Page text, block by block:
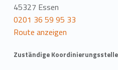
45327 Essen
0201 36 59 95 33
Route anzeigen
Zuständige Koordinierungsstelle